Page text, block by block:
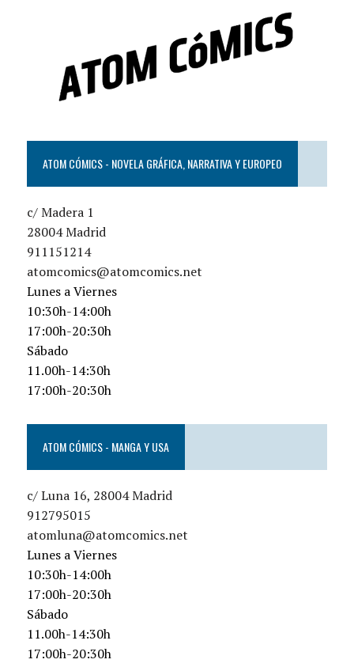
ATOM CÓMICS - NOVELA GRÁFICA, NARRATIVA Y EUROPEO
c/ Madera 1
28004 Madrid
911151214
atomcomics@atomcomics.net
Lunes a Viernes
10:30h-14:00h
17:00h-20:30h
Sábado
11.00h-14:30h
17:00h-20:30h
ATOM CÓMICS - MANGA Y USA
c/ Luna 16, 28004 Madrid
912795015
atomluna@atomcomics.net
Lunes a Viernes
10:30h-14:00h
17:00h-20:30h
Sábado
11.00h-14:30h
17:00h-20:30h